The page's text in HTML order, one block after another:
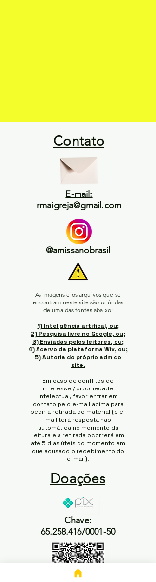
Contato
E-mail:
rmaigreja@gmail.com
@amissanobrasil
As imagens e os arquivos que se
encontram neste site são oriúndas
de uma das fontes abaixo:
1) Inteligência artifical, ou;
2) Pesquisa livre no Google, ou;
3) Enviadas pelos leitores, ou;
4) Acervo da plataforma Wix, ou;
5) Autoria do próprio adm do
site.
Em caso de conflitos de
interesse / propriedade
intelectual, favor entrar em
contato pelo e-mail acima para
pedir a retirada do material (o e-
mail terá resposta não
automática no momento da
leitura e a retirada ocorrerá em
até 5 dias úteis do momento em
que acusado o recebimento do
e-mail).
Doações
Chave:
65.258.416/0001-50